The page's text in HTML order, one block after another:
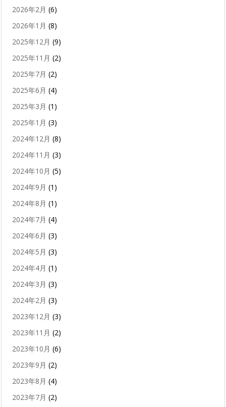
2026年2月 (6)
2026年1月 (8)
2025年12月 (9)
2025年11月 (2)
2025年7月 (2)
2025年6月 (4)
2025年3月 (1)
2025年1月 (3)
2024年12月 (8)
2024年11月 (3)
2024年10月 (5)
2024年9月 (1)
2024年8月 (1)
2024年7月 (4)
2024年6月 (3)
2024年5月 (3)
2024年4月 (1)
2024年3月 (3)
2024年2月 (3)
2023年12月 (3)
2023年11月 (2)
2023年10月 (6)
2023年9月 (2)
2023年8月 (4)
2023年7月 (2)